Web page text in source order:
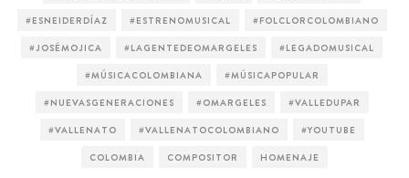
#ESNEIDERDÍAZ #ESTRENOMUSICAL #FOLCLORCOLOMBIANO
#JOSÉMOJICA #LAGENTEDEOMARGELES #LEGADOMUSICAL
#MÚSICACOLOMBIANA #MÚSICAPOPULAR
#NUEVASGENERACIONES #OMARGELES #VALLEDUPAR
#VALLENATO #VALLENATOCOLOMBIANO #YOUTUBE
COLOMBIA COMPOSITOR HOMENAJE